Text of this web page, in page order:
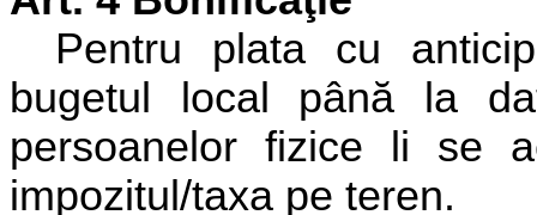
Pentru plata cu
bugetul local până la
persoanelor fizice li se
impozitul/taxa pe teren.